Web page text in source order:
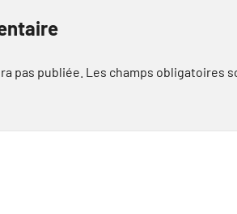
pas publiée. Les champs obligatoires